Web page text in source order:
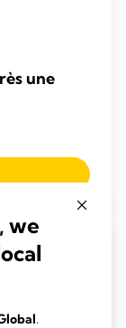
une
we
.